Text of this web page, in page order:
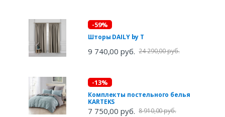
-59%
Шторы DAILY by T
9 740,00 руб. 24 290,00 руб.
-13%
Комплекты постельного белья
KARTEKS
7 750,00 руб. 8 910,00 руб.